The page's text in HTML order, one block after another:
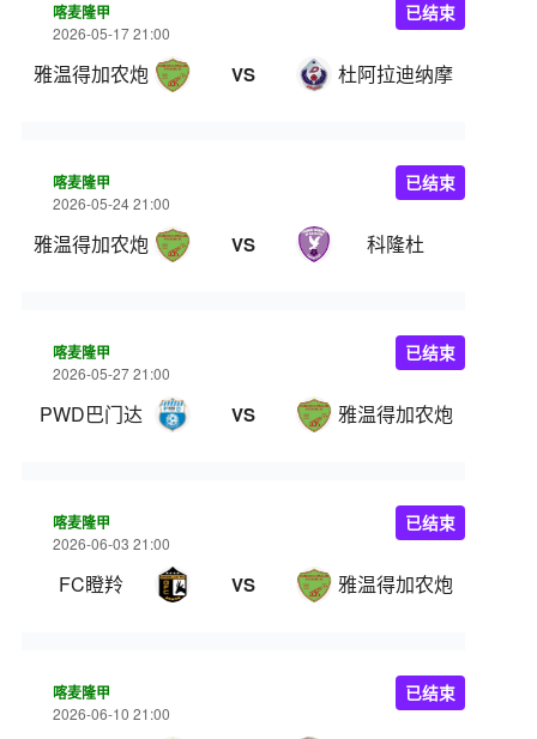
喀麦隆甲
2026-05-17 21:00
雅温得加农炮 VS 杜阿拉迪纳摩
已结束
喀麦隆甲
2026-05-24 21:00
雅温得加农炮 VS 科隆杜
已结束
喀麦隆甲
2026-05-27 21:00
PWD巴门达 VS 雅温得加农炮
已结束
喀麦隆甲
2026-06-03 21:00
FC瞪羚 VS 雅温得加农炮
已结束
喀麦隆甲
2026-06-10 21:00
已结束